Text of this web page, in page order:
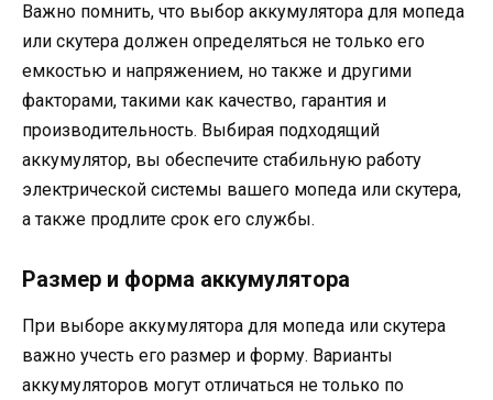
Важно помнить, что выбор аккумулятора для мопеда
или скутера должен определяться не только его
емкостью и напряжением, но также и другими
факторами, такими как качество, гарантия и
производительность. Выбирая подходящий
аккумулятор, вы обеспечите стабильную работу
электрической системы вашего мопеда или скутера,
а также продлите срок его службы.
Размер и форма аккумулятора
При выборе аккумулятора для мопеда или скутера
важно учесть его размер и форму. Варианты
аккумуляторов могут отличаться не только по